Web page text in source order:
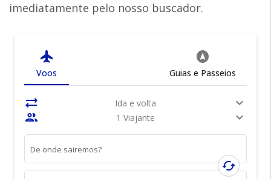
imediatamente pelo nosso buscador.
flight
Voos
assistant_navigation
Guias e Passeios
sync_alt Ida e volta
expand_more
people
1 Viajante expand_more
De onde sairemos?
cached